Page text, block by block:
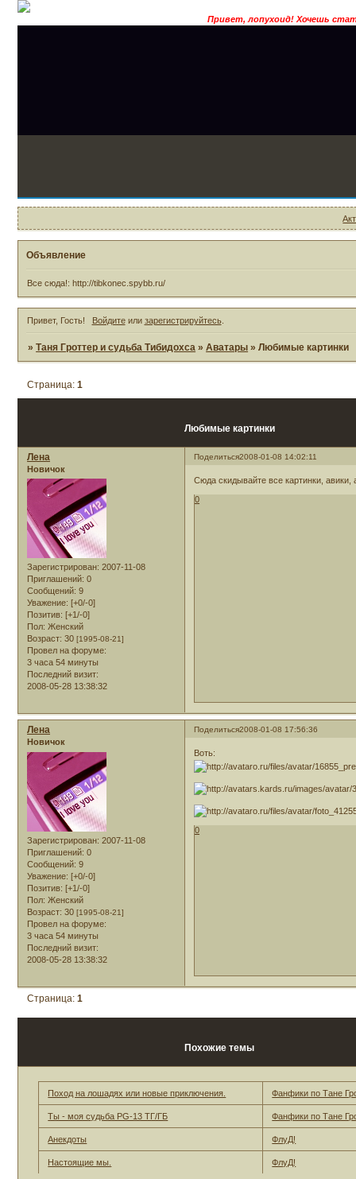
Привет, лопухоид! Хочешь
Объявление
Все сюда!: http://tibkonec.spybb.ru/
Привет, Гость! Войдитеили зарегистрируйтесь.
»Таня Гроттер и судьба Тибидохса »Аватары »Любимые картинки
Любимые картинки
Страница:1
Поделиться2008-01-08 14:02:11
Лена
Новичок
Зарегистрирован: 2007-11-08
Приглашений: 0
Сообщений: 9
Уважение: [+0/-0]
Позитив: [+1/-0]
Пол: Женский
Возраст: 30 [1995-08-21]
Провел на форуме:
3 часа 54 минуты
Последний визит:
2008-05-28 13:38:32
Сюда скидывайте все картинки, авики,
0
Поделиться2008-01-08 17:56:36
Лена
Новичок
Зарегистрирован: 2007-11-08
Приглашений: 0
Сообщений: 9
Уважение: [+0/-0]
Позитив: [+1/-0]
Пол: Женский
Возраст: 30 [1995-08-21]
Провел на форуме:
3 часа 54 минуты
Последний визит:
2008-05-28 13:38:32
Воть:
0
Страница:1
Похожие темы
Поход на лошадях или новые приключения. Фанфики по Тане
Ты - моя судьба PG-13 ТГ/ГБ Фанфики по Тане
Анекдоты ФлуД!
Настоящие мы. ФлуД!